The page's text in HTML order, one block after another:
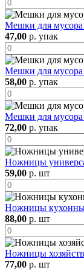
Мешки для
47,00 р. упак
Мешки для
58,00 р. упак
Мешки для
72,00 р. упак
Ножницы
59,00 р. шт
Ножницы
88,00 р. шт
Ножницы
77,00 р. шт